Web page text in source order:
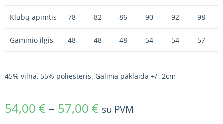
Klubų apimtis 78 82 86 90 92 98
Gaminio ilgis 48 48 48 54 54 57
45% vilna, 55% poliesteris. Galima paklaida +/- 2cm
54,00 € – 57,00 € su PVM